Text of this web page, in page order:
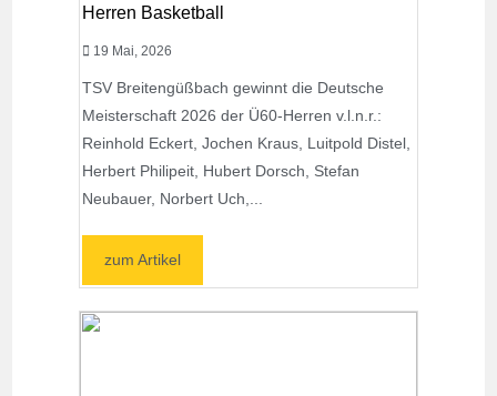
Herren Basketball
19 Mai, 2026
TSV Breitengüßbach gewinnt die Deutsche
Meisterschaft 2026 der Ü60-Herren v.l.n.r.:
Reinhold Eckert, Jochen Kraus, Luitpold Distel,
Herbert Philipeit, Hubert Dorsch, Stefan
Neubauer, Norbert Uch,...
zum Artikel